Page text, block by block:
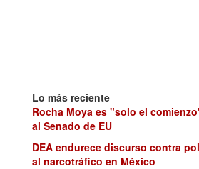
Lo más reciente
Rocha Moya es "solo el
al Senado de EU
DEA endurece discurso contra
al narcotráfico en México